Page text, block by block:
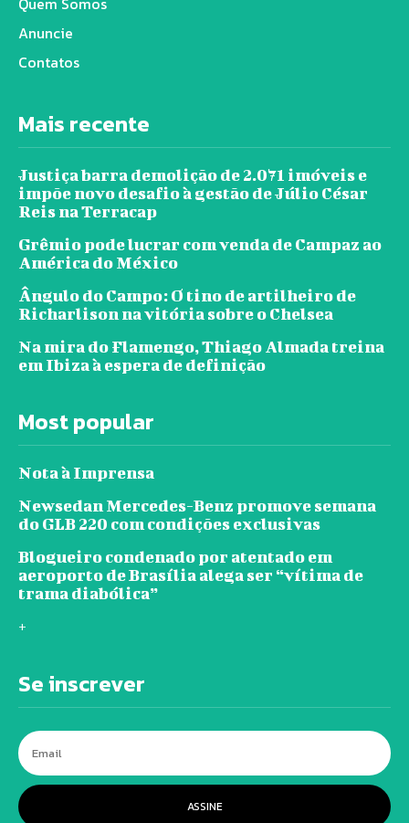
Anuncie
Contatos
Mais recente
Justiça barra demolição de 2.071 imóveis e
impõe novo desafio à gestão de Júlio César
Reis na Terracap
Grêmio pode lucrar com venda de Campaz ao
América do México
Ângulo do Campo: O tino de artilheiro de
Richarlison na vitória sobre o Chelsea
Na mira do Flamengo, Thiago Almada treina
em Ibiza à espera de definição
Most popular
Nota à Imprensa
Newsedan Mercedes-Benz promove semana
do GLB 220 com condições exclusivas
Blogueiro condenado por atentado em
aeroporto de Brasília alega ser “vítima de
trama diabólica”
+
Se inscrever
ASSINE